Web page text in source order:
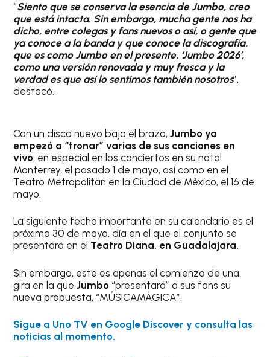
“Siento que se conserva la esencia de Jumbo, creo
que está intacta. Sin embargo, mucha gente nos ha
dicho, entre colegas y fans nuevos o así, o gente que
ya conoce a la banda y que conoce la discografía,
que es como Jumbo en el presente, ‘Jumbo 2026’,
como una versión renovada y muy fresca y la
verdad es que así lo sentimos también nosotros”,
destacó.
Con un disco nuevo bajo el brazo,Jumbo ya
empezó a “tronar” varias de sus canciones en
vivo, en especial en los conciertos en su natal
Monterrey, el pasado 1 de mayo, así como en el
Teatro Metropolitan en la Ciudad de México, el 16 de
mayo.
La siguiente fecha importante en su calendario es el
próximo 30 de mayo, día en el que el conjunto se
presentará en el Teatro Diana, en Guadalajara.
Sin embargo, este es apenas el comienzo de una
gira en la queJumbo “presentará” a sus fans su
nueva propuesta, “MÚSICAMÁGICA”.
Sigue a Uno TV en Google Discover y consulta las
noticias al momento.